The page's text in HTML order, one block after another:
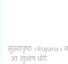
मुख्यपृष्ठ Rajura
: आ. सुभाष धोटे